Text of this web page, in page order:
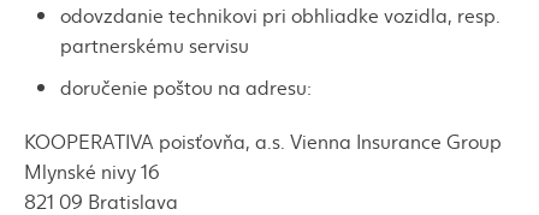
odovzdanie technikovi pri obhliadke vozidla, resp.
partnerskému servisu
doručenie poštou na adresu:
KOOPERATIVA poisťovňa, a.s. Vienna Insurance Group
Mlynské nivy 16
821 09 Bratislava